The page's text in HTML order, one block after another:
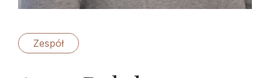
Zespół